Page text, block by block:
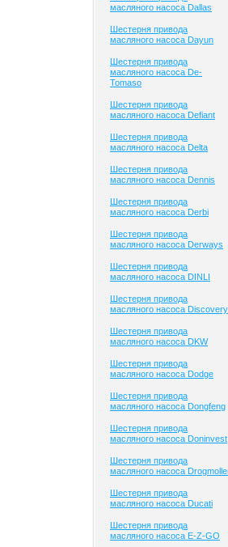
масляного насоса Dallas
Шестерня привода
масляного насоса Dayun
Шестерня привода
масляного насоса De-
Tomaso
Шестерня привода
масляного насоса Defiant
Шестерня привода
масляного насоса Delta
Шестерня привода
масляного насоса Dennis
Шестерня привода
масляного насоса Derbi
Шестерня привода
масляного насоса Derways
Шестерня привода
масляного насоса DINLI
Шестерня привода
масляного насоса Discovery
Шестерня привода
масляного насоса DKW
Шестерня привода
масляного насоса Dodge
Шестерня привода
масляного насоса Dongfeng
Шестерня привода
масляного насоса Doninvest
Шестерня привода
масляного насоса
Шестерня привода
масляного насоса Ducati
Шестерня привода
масляного насоса E-Z-GO